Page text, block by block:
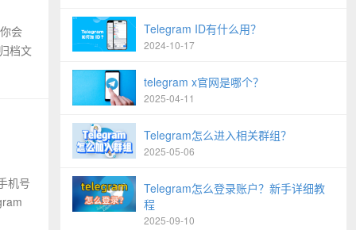
会
档文
机号
Telegram ID有什么用？
2024-10-17
telegram x官网是哪个？
2025-04-11
Telegram怎么进入相关群组？
2025-05-06
Telegram怎么登录账户？新手详细教
程
2025-09-10